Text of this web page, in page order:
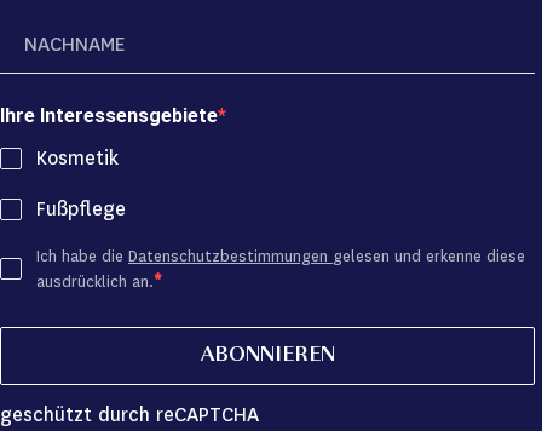
Ihre Interessensgebiete
Kosmetik
Fußpflege
Ich habe die Datenschutzbestimmungen gelesen und erkenne diese
ausdrücklich an.
ABONNIEREN
geschützt durch reCAPTCHA